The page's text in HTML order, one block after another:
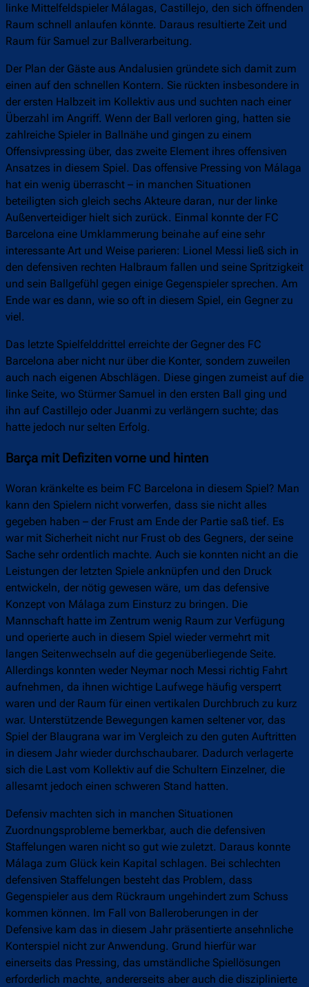
linke Mittelfeldspieler Málagas, Castillejo, den sich öffnenden
Raum schnell anlaufen könnte. Daraus resultierte Zeit und
Raum für Samuel zur Ballverarbeitung.
Der Plan der Gäste aus Andalusien gründete sich damit zum
einen auf den schnellen Kontern. Sie rückten insbesondere in
der ersten Halbzeit im Kollektiv aus und suchten nach einer
Überzahl im Angriff. Wenn der Ball verloren ging, hatten sie
zahlreiche Spieler in Ballnähe und gingen zu einem
Offensivpressing über, das zweite Element ihres offensiven
Ansatzes in diesem Spiel. Das offensive Pressing von Málaga
hat ein wenig überrascht – in manchen Situationen
beteiligten sich gleich sechs Akteure daran, nur der linke
Außenverteidiger hielt sich zurück. Einmal konnte der FC
Barcelona eine Umklammerung beinahe auf eine sehr
interessante Art und Weise parieren: Lionel Messi ließ sich in
den defensiven rechten Halbraum fallen und seine Spritzigkeit
und sein Ballgefühl gegen einige Gegenspieler sprechen. Am
Ende war es dann, wie so oft in diesem Spiel, ein Gegner zu
viel.
Das letzte Spielfelddrittel erreichte der Gegner des FC
Barcelona aber nicht nur über die Konter, sondern zuweilen
auch nach eigenen Abschlägen. Diese gingen zumeist auf die
linke Seite, wo Stürmer Samuel in den ersten Ball ging und
ihn auf Castillejo oder Juanmi zu verlängern suchte; das
hatte jedoch nur selten Erfolg.
Barça mit Defiziten vorne und hinten
Woran kränkelte es beim FC Barcelona in diesem Spiel? Man
kann den Spielern nicht vorwerfen, dass sie nicht alles
gegeben haben – der Frust am Ende der Partie saß tief. Es
war mit Sicherheit nicht nur Frust ob des Gegners, der seine
Sache sehr ordentlich machte. Auch sie konnten nicht an die
Leistungen der letzten Spiele anknüpfen und den Druck
entwickeln, der nötig gewesen wäre, um das defensive
Konzept von Málaga zum Einsturz zu bringen. Die
Mannschaft hatte im Zentrum wenig Raum zur Verfügung
und operierte auch in diesem Spiel wieder vermehrt mit
langen Seitenwechseln auf die gegenüberliegende Seite.
Allerdings konnten weder Neymar noch Messi richtig Fahrt
aufnehmen, da ihnen wichtige Laufwege häufig versperrt
waren und der Raum für einen vertikalen Durchbruch zu kurz
war. Unterstützende Bewegungen kamen seltener vor, das
Spiel der Blaugrana war im Vergleich zu den guten Auftritten
in diesem Jahr wieder durchschaubarer. Dadurch verlagerte
sich die Last vom Kollektiv auf die Schultern Einzelner, die
allesamt jedoch einen schweren Stand hatten.
Defensiv machten sich in manchen Situationen
Zuordnungsprobleme bemerkbar, auch die defensiven
Staffelungen waren nicht so gut wie zuletzt. Daraus konnte
Málaga zum Glück kein Kapital schlagen. Bei schlechten
defensiven Staffelungen besteht das Problem, dass
Gegenspieler aus dem Rückraum ungehindert zum Schuss
kommen können. Im Fall von Balleroberungen in der
Defensive kam das in diesem Jahr präsentierte ansehnliche
Konterspiel nicht zur Anwendung. Grund hierfür war
einerseits das Pressing, das umständliche Spiellösungen
erforderlich machte, andererseits aber auch die disziplinierte